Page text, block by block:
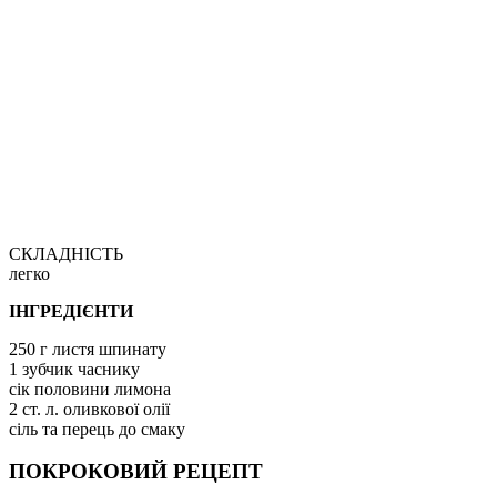
СКЛАДНІСТЬ
легко
ІНГРЕДІЄНТИ
250 г листя шпинату
1 зубчик часнику
сік половини лимона
2 ст. л. оливкової олії
сіль та перець до смаку
ПОКРОКОВИЙ РЕЦЕПТ